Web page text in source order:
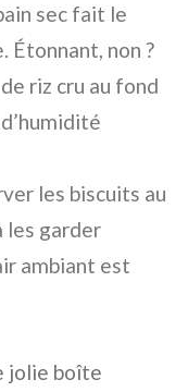
sec fait le
Étonnant, non ?
riz cru au fond
les biscuits au
les garder
ambiant est
jolie boîte